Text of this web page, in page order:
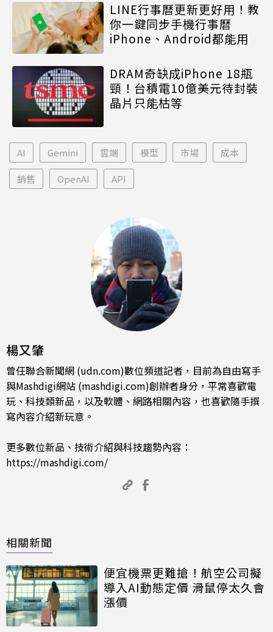
LINE行事曆更新更好用！教
你一鍵同步手機行事曆
iPhone、Android都能用
DRAM奇缺成iPhone 18瓶
頸！台積電10億美元待封裝
晶片只能枯等
AI Gemini 雲端 模型 市場 成本
銷售 OpenAI API
楊又肇
曾任聯合新聞網 (udn.com)數位頻道記者，目前為自由寫手
與Mashdigi網站 (mashdigi.com)創辦者身分，平常喜歡電
玩、科技類新品，以及軟體、網路相關內容，也喜歡隨手撰
寫內容介紹新玩意。
更多數位新品、技術介紹與科技趨勢內容：
https://mashdigi.com/
相關新聞
便宜機票更難搶！航空公司擬
導入AI動態定價 滑鼠停太久會
漲價